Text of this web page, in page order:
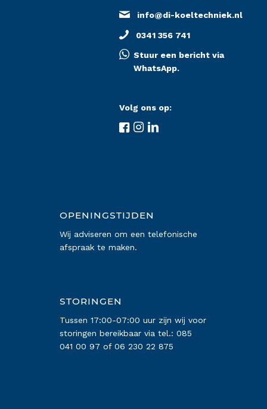
info@di-koeltechniek.nl
0341 356 741
Stuur een bericht via
WhatsApp.
Volg ons op:
OPENINGSTIJDEN
Wij adviseren om een telefonische
afspraak te maken.
STORINGEN
Tussen 17:00-07:00 uur zijn wij voor
storingen bereikbaar via tel.: 085
041 00 97 of 06 230 22 875